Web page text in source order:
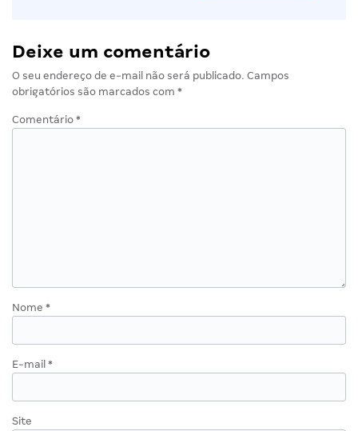
Deixe um comentário
O seu endereço de e-mail não será publicado. Campos
obrigatórios são marcados com *
Comentário *
Nome *
E-mail *
Site